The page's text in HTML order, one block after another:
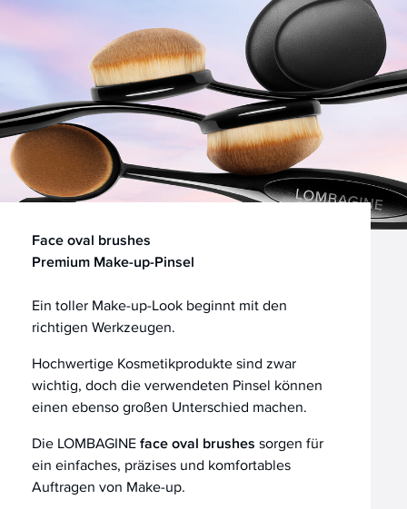
Face oval brushes
Premium Make-up-Pinsel
Ein toller Make-up-Look beginnt mit den
richtigen Werkzeugen.
Hochwertige Kosmetikprodukte sind zwar
wichtig, doch die verwendeten Pinsel können
einen ebenso großen Unterschied machen.
Die LOMBAGINEface oval brushes sorgen für
ein einfaches, präzises und komfortables
Auftragen von Make-up.